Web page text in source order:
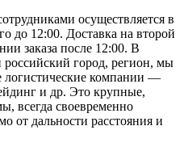
осуществляется в
до 12:00. Доставка на второй
заказа после 12:00. В
российский город, регион, мы
логистические компании —
и др. Это крупные,
всегда своевременно
от дальности расстояния и